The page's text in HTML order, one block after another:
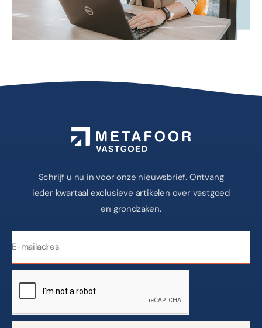
Schrijf u nu in voor onze nieuwsbrief. Ontvang
ieder kwartaal exclusieve artikelen over vastgoed
en grondzaken.